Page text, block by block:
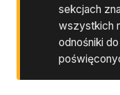
sekcjach
wszystkich
odnośniki